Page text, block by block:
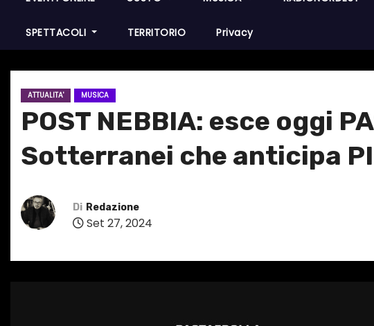
SPETTACOLI TERRITORIO Privacy
ATTUALITA' MUSICA
POST NEBBIA: esce oggi
Sotterranei che anticipa
Di Redazione
Set 27, 2024